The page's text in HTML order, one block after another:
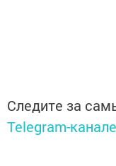
Следите за
Telegram-канале